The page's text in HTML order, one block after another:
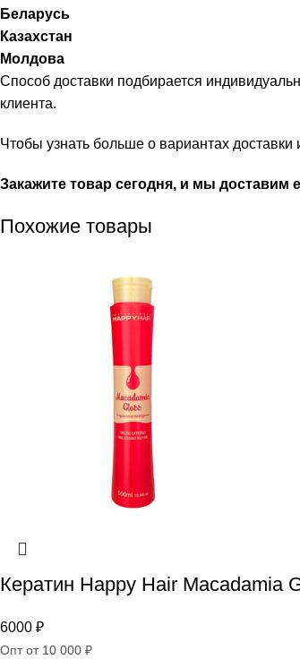
Беларусь
Казахстан
Молдова
Способ доставки подбирается
клиента.
Чтобы узнать больше о вариантах
Закажите товар сегодня, и мы доставим
Похожие товары
Кератин Happy Hair Macadamia
6000 ₽
Опт от 10 000 ₽